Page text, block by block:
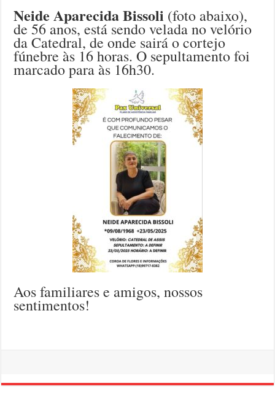
Neide Aparecida Bissoli (foto abaixo),
de 56 anos, está sendo velada no velório
da Catedral, de onde sairá o cortejo
fúnebre às 16 horas. O sepultamento foi
marcado para às 16h30.
Aos familiares e amigos, nossos
sentimentos!